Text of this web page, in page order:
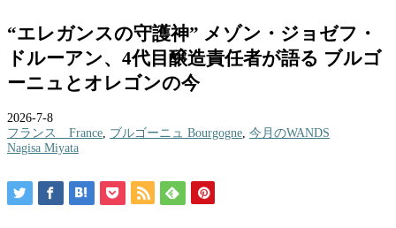
“エレガンスの守護神” メゾン・ジョゼフ・
ドルーアン、4代目醸造責任者が語る ブルゴ
ーニュとオレゴンの今
2026-7-8
フランス France ブルゴーニュ Bourgogne 今月のWANDS
Nagisa Miyata